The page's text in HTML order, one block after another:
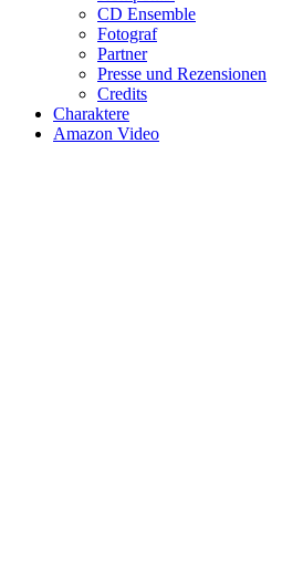
CD Ensemble
Fotograf
Partner
Presse und Rezensionen
Credits
Charaktere
Amazon Video